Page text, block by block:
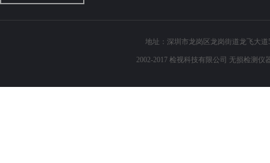
地址：深圳市龙岗区龙岗街道龙飞大
2002-2017 检视科技有限公司 无损检